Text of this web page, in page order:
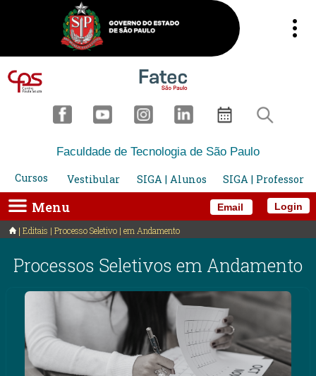
Email
Faculdade de Tecnologia de São Paulo
Cursos
Vestibular SIGA | Alunos SIGA | Professor
Menu Login
Editais | Processo Seletivo | em Andamento
Processos Seletivos em Andamento